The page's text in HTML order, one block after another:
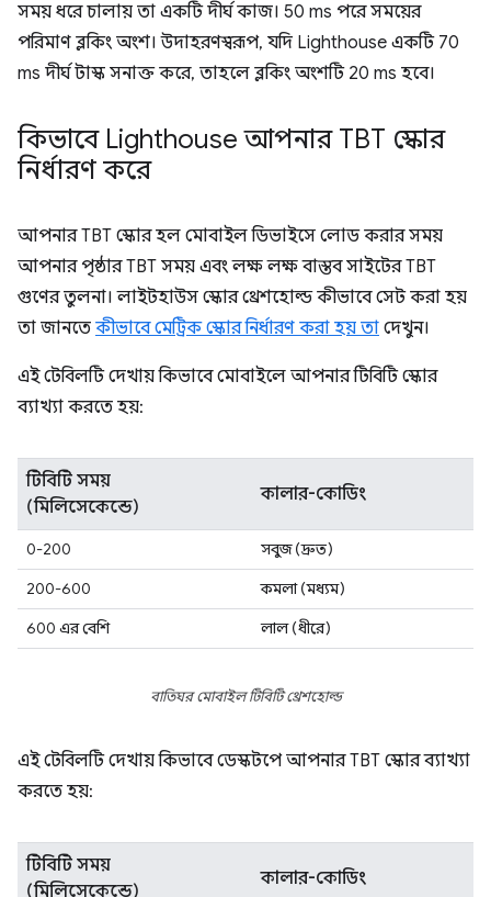
সময় ধরে চালায় তা একটি দীর্ঘ কাজ। 50 ms পরে সময়ের
পরিমাণ ব্লকিং অংশ। উদাহরণস্বরূপ, যদি Lighthouse একটি 70
ms দীর্ঘ টাস্ক সনাক্ত করে, তাহলে ব্লকিং অংশটি 20 ms হবে।
কিভাবে Lighthouse আপনার TBT স্কোর
নির্ধারণ করে
আপনার TBT স্কোর হল মোবাইল ডিভাইসে লোড করার সময়
আপনার পৃষ্ঠার TBT সময় এবং লক্ষ লক্ষ বাস্তব সাইটের TBT
গুণের তুলনা। লাইটহাউস স্কোর থ্রেশহোল্ড কীভাবে সেট করা হয়
তা জানতে কীভাবে মেট্রিক স্কোর নির্ধারণ করা হয় তা দেখুন।
এই টেবিলটি দেখায় কিভাবে মোবাইলে আপনার টিবিটি স্কোর
ব্যাখ্যা করতে হয়:
টিবিটি সময়
(মিলিসেকেন্ডে)
কালার-কোডিং
0-200
সবুজ (দ্রুত)
200-600
কমলা (মধ্যম)
600 এর বেশি
লাল (ধীরে)
বাতিঘর মোবাইল টিবিটি থ্রেশহোল্ড
এই টেবিলটি দেখায় কিভাবে ডেস্কটপে আপনার TBT স্কোর ব্যাখ্যা
করতে হয়:
টিবিটি সময়
(মিলিসেকেন্ডে)
কালার-কোডিং